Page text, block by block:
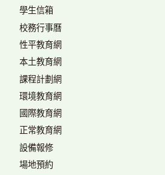
學生信箱
校務行事曆
性平教育網
本土教育網
課程計劃網
環境教育網
國際教育網
正常教育網
設備報修
場地預約